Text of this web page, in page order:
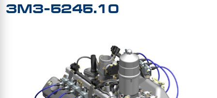
ЗМЗ-5245.10